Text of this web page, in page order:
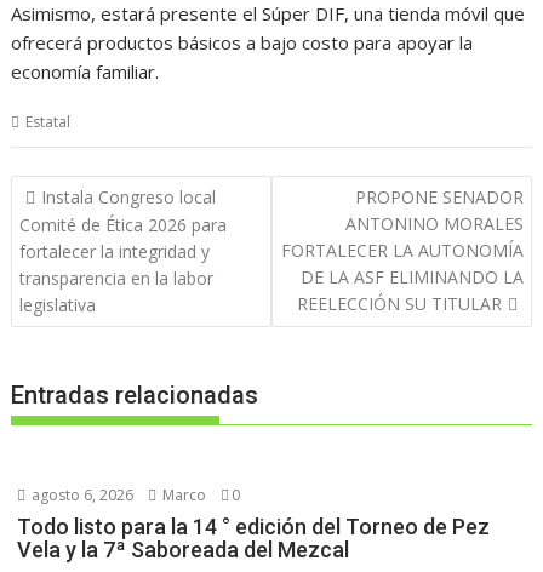
Asimismo, estará presente el Súper DIF, una tienda móvil que
ofrecerá productos básicos a bajo costo para apoyar la
economía familiar.
Estatal
Navegación
de
entradas
Instala Congreso local
Comité de Ética 2026 para
fortalecer la integridad y
transparencia en la labor
legislativa
PROPONE SENADOR
ANTONINO MORALES
FORTALECER LA AUTONOMÍA
DE LA ASF ELIMINANDO LA
REELECCIÓN SU TITULAR
Entradas relacionadas
agosto 6, 2026 Marco 0
Todo listo para la 14 ° edición del Torneo de Pez
Vela y la 7ª Saboreada del Mezcal